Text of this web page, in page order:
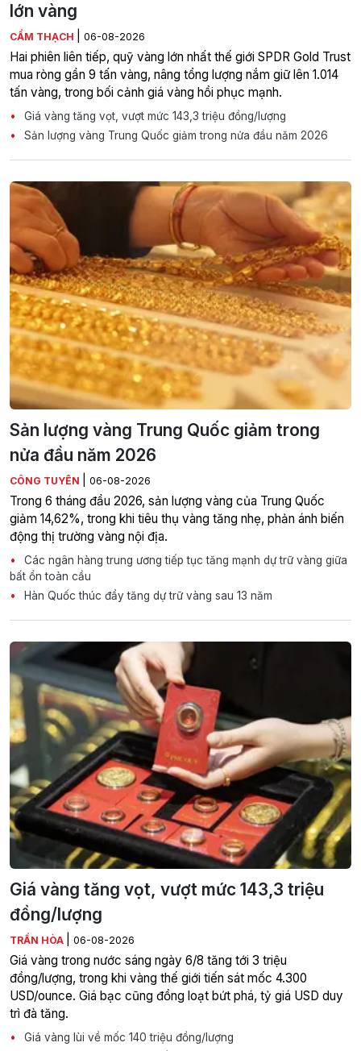
lớn vàng
CẨM THẠCH 06-08-2026
Hai phiên liên tiếp, quỹ vàng lớn nhất thế giới SPDR Gold Trust
mua ròng gần 9 tấn vàng, nâng tổng lượng nắm giữ lên 1.014
tấn vàng, trong bối cảnh giá vàng hồi phục mạnh.
Giá vàng tăng vọt, vượt mức 143,3 triệu đồng/lượng
Sản lượng vàng Trung Quốc giảm trong nửa đầu năm 2026
Sản lượng vàng Trung Quốc giảm trong
nửa đầu năm 2026
CÔNG TUYÊN 06-08-2026
Trong 6 tháng đầu 2026, sản lượng vàng của Trung Quốc
giảm 14,62%, trong khi tiêu thụ vàng tăng nhẹ, phản ánh biến
động thị trường vàng nội địa.
Các ngân hàng trung ương tiếp tục tăng mạnh dự trữ vàng giữa
bất ổn toàn cầu
Hàn Quốc thúc đẩy tăng dự trữ vàng sau 13 năm
Giá vàng tăng vọt, vượt mức 143,3 triệu
đồng/lượng
TRẦN HÒA 06-08-2026
Giá vàng trong nước sáng ngày 6/8 tăng tới 3 triệu
đồng/lượng, trong khi vàng thế giới tiến sát mốc 4.300
USD/ounce. Giá bạc cũng đồng loạt bứt phá, tỷ giá USD duy
trì đà tăng.
Giá vàng lùi về mốc 140 triệu đồng/lượng